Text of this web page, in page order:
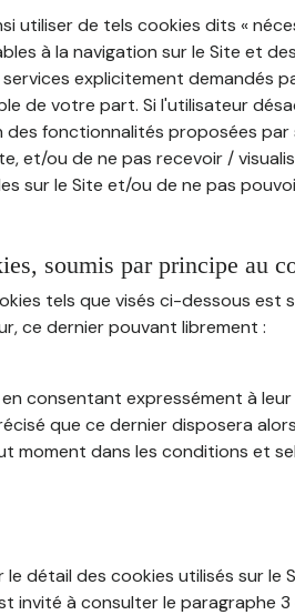
utiliser de tels cookies dits «
à la navigation sur le Site et
explicitement demandés
de votre part. Si l'utilisateur
des fonctionnalités proposées par
et/ou de ne pas recevoir /
sur le Site et/ou de ne pas
soumis par principe au
tels que visés ci-dessous est
ce dernier pouvant librement :
consentant expressément à
que ce dernier disposera
moment dans les conditions et
le détail des cookies utilisés sur le
invité à consulter le paragraphe